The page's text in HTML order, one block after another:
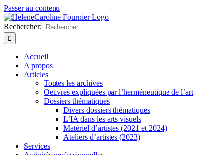
Passer au contenu
Rechercher:
Accueil
A propos
Articles
Toutes les archives
Oeuvres expliquées par l’herméneutique de l’art
Dossiers thématiques
Divers dossiers thématiques
L’IA dans les arts visuels
Matériel d’artistes (2021 et 2024)
Ateliers d’artistes (2023)
Services